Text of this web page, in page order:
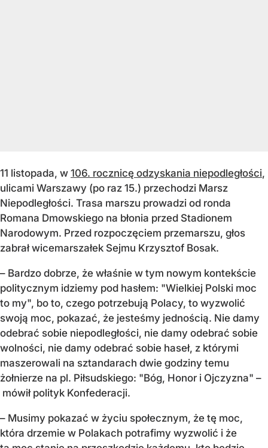
11 listopada, w 106. rocznicę odzyskania niepodległości,
ulicami Warszawy (po raz 15.) przechodzi Marsz
Niepodległości. Trasa marszu prowadzi od ronda
Romana Dmowskiego na błonia przed Stadionem
Narodowym. Przed rozpoczęciem przemarszu, głos
zabrał wicemarszałek Sejmu Krzysztof Bosak.
– Bardzo dobrze, że właśnie w tym nowym kontekście
politycznym idziemy pod hasłem: "Wielkiej Polski moc
to my", bo to, czego potrzebują Polacy, to wyzwolić
swoją moc, pokazać, że jesteśmy jednością. Nie damy
odebrać sobie niepodległości, nie damy odebrać sobie
wolności, nie damy odebrać sobie haseł, z którymi
maszerowali na sztandarach dwie godziny temu
żołnierze na pl. Piłsudskiego: "Bóg, Honor i Ojczyzna" –
mówił polityk Konfederacji.
– Musimy pokazać w życiu społecznym, że tę moc,
która drzemie w Polakach potrafimy wyzwolić i że